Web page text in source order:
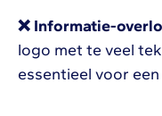
❌ Informatie-
logo met te veel
essentieel voor